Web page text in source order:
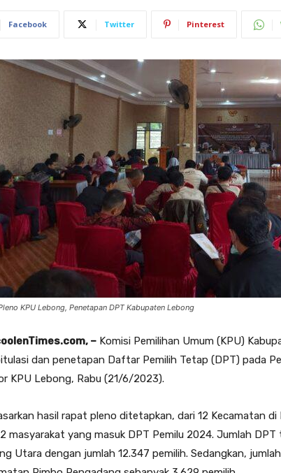
Facebook Twitter Pinterest
KPU Lebong, Penetapan DPT Kabupaten Lebong
– Komisi Pemilihan Umum (KPU)
dan penetapan Daftar Pemilih Tetap (DPT) pada
KPU Lebong, Rabu (21/6/2023).
hasil rapat pleno ditetapkan, dari 12 Kecamatan
masyarakat yang masuk DPT Pemilu 2024. Jumlah
Utara dengan jumlah 12.347 pemilih. Sedangkan,